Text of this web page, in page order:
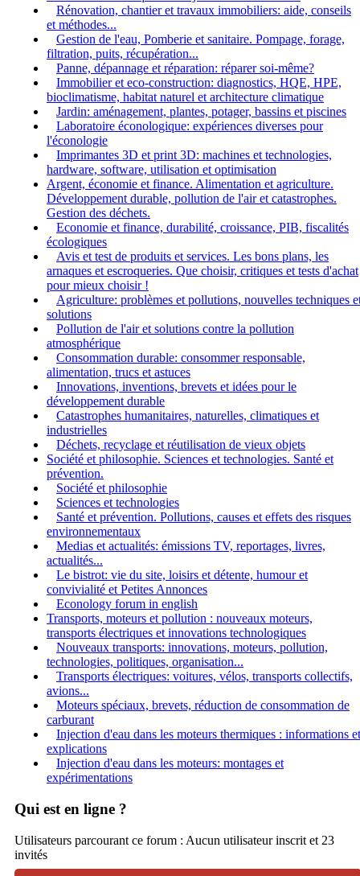
Rénovation, chantier et travaux immobiliers: aide, conseils
et méthodes...
Gestion de l'eau, Pomberie et sanitaire. Pompage, forage,
filtration, puits, récupération...
Panne, dépannage et réparation: réparer soi-même?
Immobilier et eco-construction: diagnostics, HQE, HPE,
bioclimatisme, habitat naturel et architecture climatique
Jardin: aménagement, plantes, potager, bassins et piscines
Laboratoire éconologique: expériences diverses pour
l'éconologie
Imprimantes 3D et print 3D: machines et technologies,
hardware, software, utilisation et optimisation
Argent, économie et finance. Alimentation et agriculture.
Développement durable, pollution de l'air et catastrophes.
Gestion des déchets.
Economie et finance, durabilité, croissance, PIB, fiscalités
écologiques
Avis et test de produits et services. Les bons plans, les
arnaques et escroqueries. Que choisir, critiques et tests d'achat
pour mieux choisir !
Agriculture: problèmes et pollutions, nouvelles techniques
solutions
Pollution de l'air et solutions contre la pollution
atmosphérique
Consommation durable: consommer responsable,
alimentation, trucs et astuces
Innovations, inventions, brevets et idées pour le
développement durable
Catastrophes humanitaires, naturelles, climatiques et
industrielles
Déchets, recyclage et réutilisation de vieux objets
Société et philosophie. Sciences et technologies. Santé et
prévention.
Société et philosophie
Sciences et technologies
Santé et prévention. Pollutions, causes et effets des risques
environnementaux
Medias et actualités: émissions TV, reportages, livres,
actualités...
Le bistrot: vie du site, loisirs et détente, humour et
convivialité et Petites Annonces
Econology forum in english
Transports, moteurs et pollution : nouveaux moteurs,
transports électriques et innovations technologiques
Nouveaux transports: innovations, moteurs, pollution,
technologies, politiques, organisation...
Transports électriques: voitures, vélos, transports collectifs,
avions...
Moteurs spéciaux, brevets, réduction de consommation de
carburant
Injection d'eau dans les moteurs thermiques : informations et
explications
Injection d'eau dans les moteurs: montages et
expérimentations
Qui est en ligne ?
Utilisateurs parcourant ce forum : Aucun utilisateur inscrit et 23
invités